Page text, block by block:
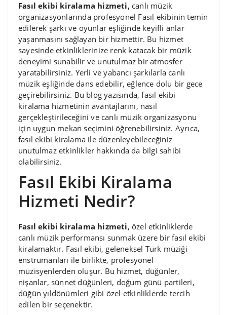
Fasıl ekibi kiralama hizmeti,canlı müzik
organizasyonlarında profesyonel Fasıl ekibinin temin
edilerek şarkı ve oyunlar eşliğinde keyifli anlar
yaşanmasını sağlayan bir hizmettir. Bu hizmet
sayesinde etkinliklerinize renk katacak bir müzik
deneyimi sunabilir ve unutulmaz bir atmosfer
yaratabilirsiniz. Yerli ve yabancı şarkılarla canlı
müzik eşliğinde dans edebilir, eğlence dolu bir gece
geçirebilirsiniz. Bu blog yazısında, fasıl ekibi
kiralama hizmetinin avantajlarını, nasıl
gerçekleştirileceğini ve canlı müzik organizasyonu
için uygun mekan seçimini öğrenebilirsiniz. Ayrıca,
fasıl ekibi kiralama ile düzenleyebileceğiniz
unutulmaz etkinlikler hakkında da bilgi sahibi
olabilirsiniz.
Fasıl Ekibi Kiralama
Hizmeti Nedir?
Fasıl ekibi kiralama hizmeti, özel etkinliklerde
canlı müzik performansı sunmak üzere bir fasıl ekibi
kiralamaktır. Fasıl ekibi, geleneksel Türk müziği
enstrümanları ile birlikte, profesyonel
müzisyenlerden oluşur. Bu hizmet, düğünler,
nişanlar, sünnet düğünleri, doğum günü partileri,
düğün yıldönümleri gibi özel etkinliklerde tercih
edilen bir seçenektir.